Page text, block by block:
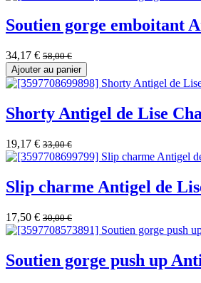
Soutien gorge emboitant
34,17 € 58,00€
Ajouter au panier
Shorty Antigel de Lise
19,17 € 33,00€
Slip charme Antigel de
17,50 € 30,00€
Soutien gorge push up